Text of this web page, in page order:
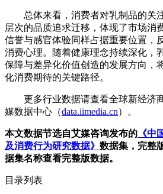
总体来看，消费者对乳制品的关
层次的品质追求迁移，体现了市场消
信誉与感官体验同样占据重要位置，
消费心理。随着健康理念持续深化，
保障与差异化价值创造的发展方向，
化消费期待的关键路径。
更多行业数据请查看全球新经济
媒数据中心（data.iimedia.cn）。
本文数据节选自艾媒咨询发布的 《中
及消费行为研究数据》 数据集，完整
据集名称查看完整版数据。
目录列表